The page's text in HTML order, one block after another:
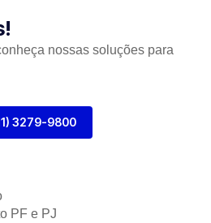
nossas soluções para
3279-9800
PF e PJ